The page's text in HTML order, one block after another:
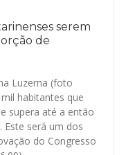
serem
de
Luzerna (foto
habitantes que
supera até a então
Este será um dos
do Congresso